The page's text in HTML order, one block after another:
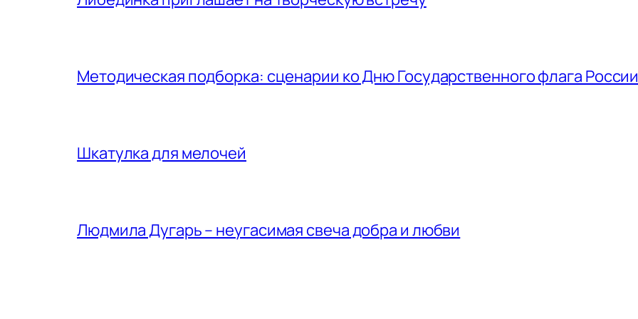
Методическая подборка: сценарии ко Дню Государственного флага России
Шкатулка для мелочей
Людмила Дугарь – неугасимая свеча добра и любви